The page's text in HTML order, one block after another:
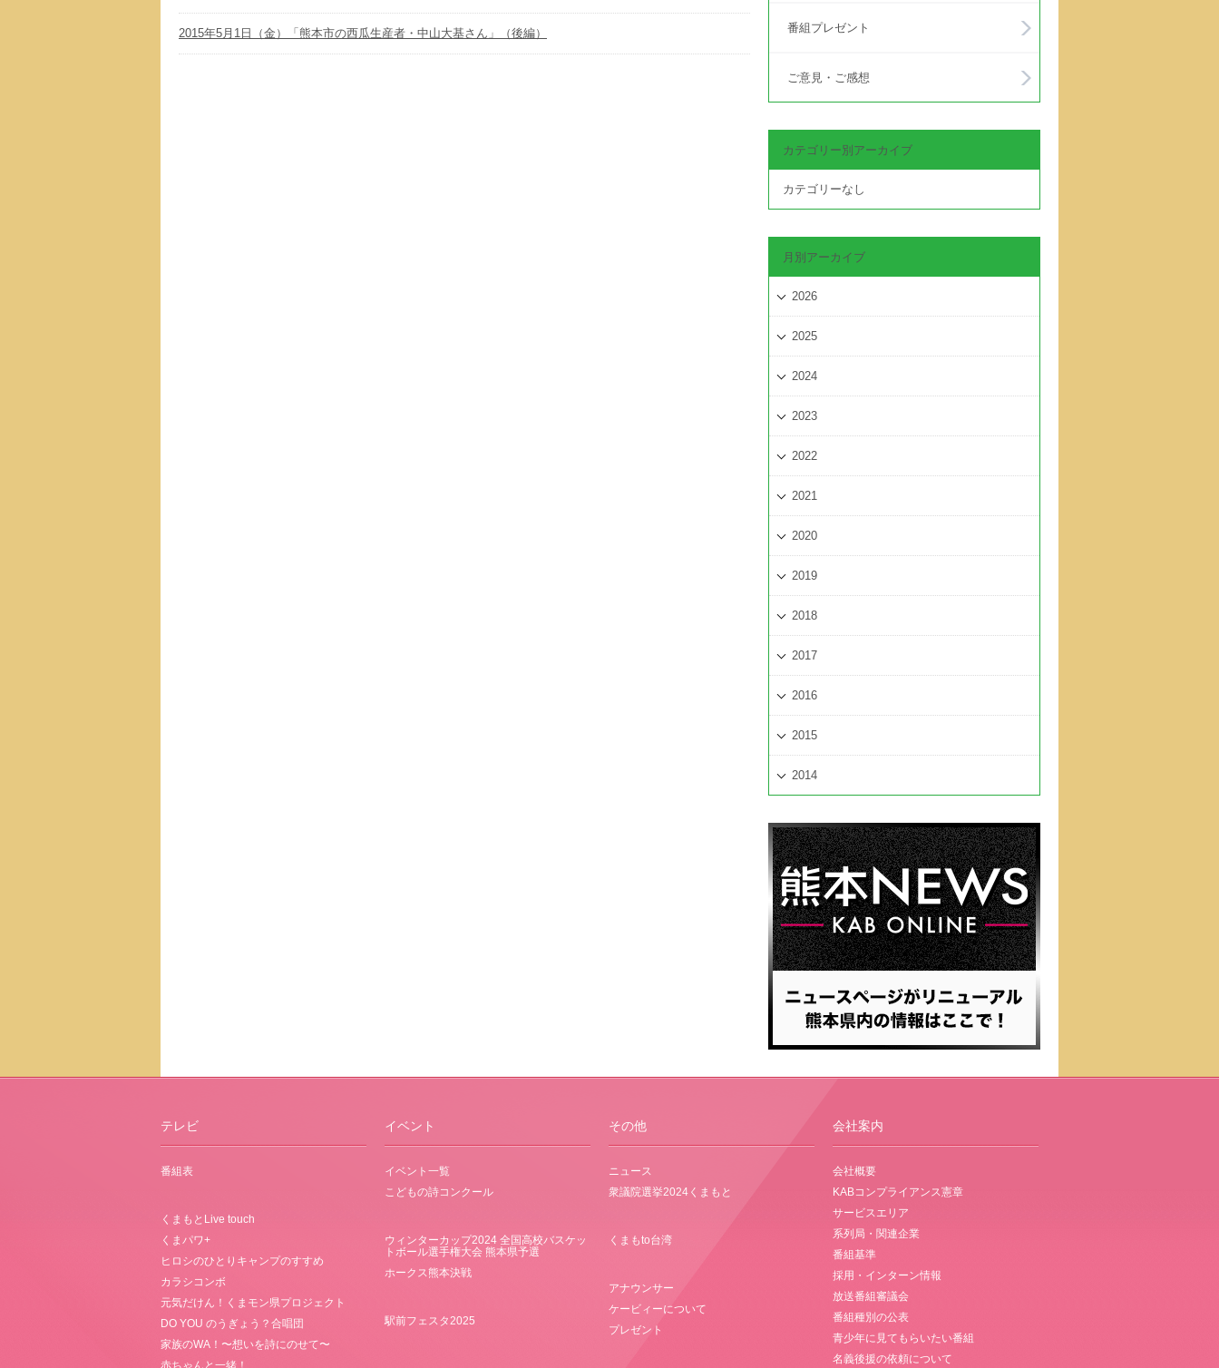
2015年5月1日（金）「熊本市の西瓜生産者・中山大基さん」（後編） 番組プレゼント
ご意見・ご感想
カテゴリー別アーカイブ
カテゴリーなし
月別アーカイブ
2026
2025
2024
2023
2022
2021
2020
2019
2018
2017
2016
2015
2014
テレビ
番組表
くまもとLive touch
くまパワ+
ヒロシのひとりキャンプのすすめ
カラシコンボ
元気だけん！くまモン県プロジェクト
DO YOU のうぎょう？合唱団
家族のWA！〜想いを詩にのせて〜
赤ちゃんと一緒！
イベント
イベント一覧
こどもの詩コンクール
ウィンターカップ2024 全国高校バスケッ
トボール選手権大会 熊本県予選
ホークス熊本決戦
駅前フェスタ2025
その他
ニュース
衆議院選挙2024くまもと
くまもto台湾
アナウンサー
ケービィーについて
プレゼント
会社案内
会社概要
KABコンプライアンス憲章
サービスエリア
系列局・関連企業
番組基準
採用・インターン情報
放送番組審議会
番組種別の公表
青少年に見てもらいたい番組
名義後援の依頼について